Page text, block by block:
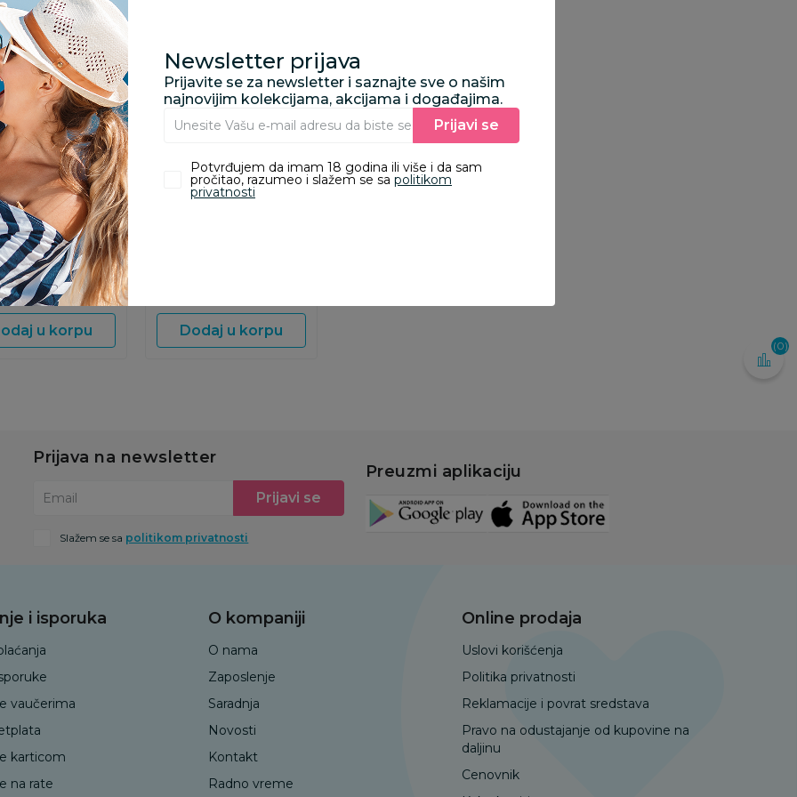
Besplatna
dostava
i
igračka projektor
(fd) - roze
RSD
u korpu
Noćni projektori i lampe
Dodaj u korpu
(0)
Prijava na newsletter
Email Prijavi se
Slažem se sa politikom privatnosti
Preuzmi aplikaciju
i isporuka
vaučerima
karticom
na rate
O kompaniji
O nama
Zaposlenje
Saradnja
Novosti
Kontakt
Radno vreme
Online prodaja
Uslovi korišćenja
Politika privatnosti
Reklamacije i povrat sredstava
Pravo na odustajanje od kupovine na
daljinu
Cenovnik
Newsletter prijava
Prijavite se za newsletter i saznajte sve o našim
najnovijim kolekcijama, akcijama i događajima.
Unesite Vašu e‑mail adresu da biste se prijavili na newsletter.
Prijavi se
Potvrđujem da imam 18 godina ili više i da sam
pročitao, razumeo i slažem se sa politikom
privatnosti